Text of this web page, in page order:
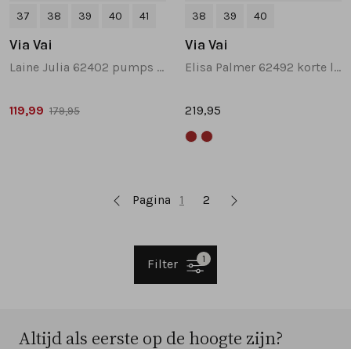
37 38 39 40 41
Via Vai
Laine Julia 62402 pumps en slingbacks geel
119,99 179,95
38 39 40
Via Vai
Elisa Palmer 62492 korte laarsjes bruin
219,95
Pagina 1 2
1
Filter
Altijd als eerste op de hoogte zijn?